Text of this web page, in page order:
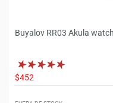
Buyalov RR03 Akula
$452